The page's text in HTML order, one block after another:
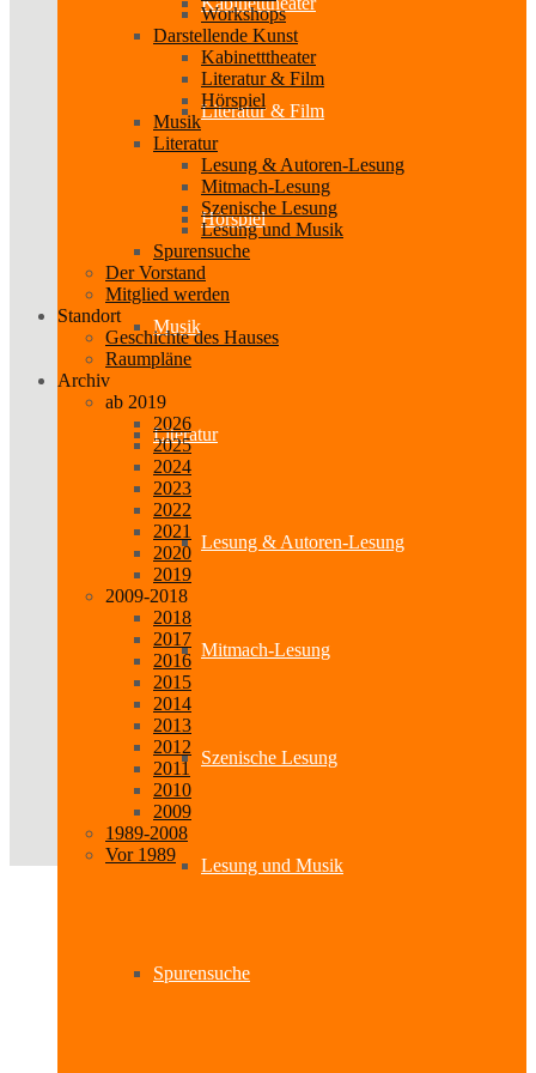
Literatur & Film
Hörspiel
Musik
Literatur
Lesung & Autoren-Lesung
Mitmach-Lesung
Szenische Lesung
Lesung und Musik
Spurensuche
Workshops
Darstellende Kunst
Kabinetttheater
Literatur & Film
Hörspiel
Musik
Literatur
Lesung & Autoren-Lesung
Mitmach-Lesung
Szenische Lesung
Lesung und Musik
Spurensuche
Der Vorstand
Mitglied werden
Standort
Geschichte des Hauses
Raumpläne
Archiv
ab 2019
2026
2025
2024
2023
2022
2021
2020
2019
2009-2018
2018
2017
2016
2015
2014
2013
2012
2011
2010
2009
1989-2008
Vor 1989